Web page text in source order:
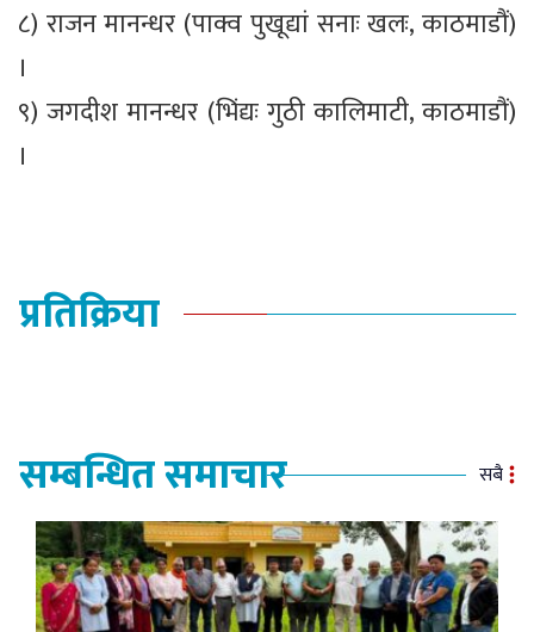
८) राजन मानन्धर (पाक्व पुखूद्यां सनाः खलः, काठमाडौं)
।
९) जगदीश मानन्धर (भिंद्यः गुठी कालिमाटी, काठमाडौं)
।
प्रतिक्रिया
सम्बन्धित समाचार सबै